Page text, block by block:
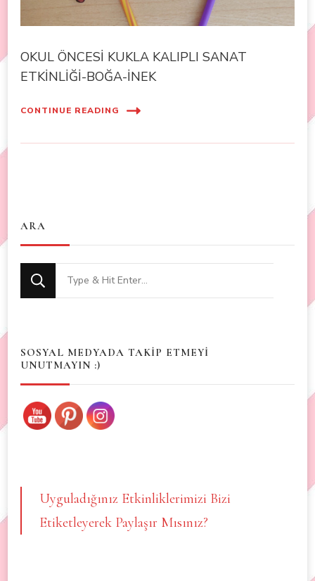
OKUL ÖNCESİ KUKLA KALIPLI SANAT
ETKİNLİĞİ-BOĞA-İNEK
CONTINUE READING
ARA
Looking
for
SOSYAL MEDYADA TAKİP ETMEYİ
UNUTMAYIN :)
Uyguladığınız Etkinliklerimizi Bizi
Etiketleyerek Paylaşır Mısınız?